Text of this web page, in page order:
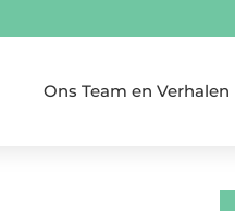
Ons Team en Verhalen